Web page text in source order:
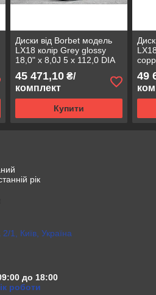
Диски від Borbet модель
LX18 колір Grey glossy
18,0" x 8,0J 5 x 112,0 DIA
66,6 ET 40,0
45 471,10₴/
комплект
Купити
49
рік
1, Київ, Україна
до 18:00
роботи